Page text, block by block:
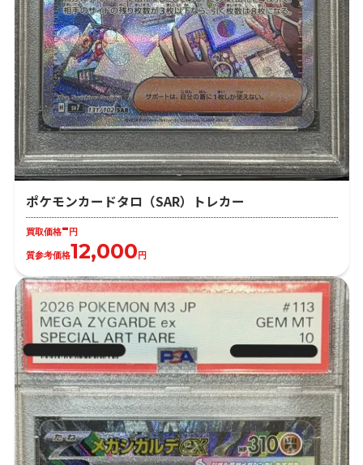
ポケモンカードタロ（SAR）トレカー
買取価格-円
質参考価格12,000円